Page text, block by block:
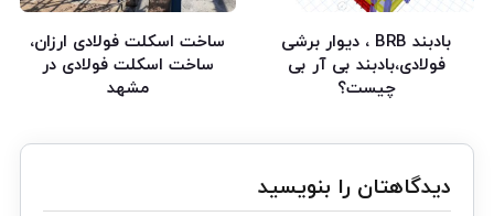
بادبند BRB ، دیوار برشی
فولادی،بادبند بی آر بی
چیست؟
ساخت اسکلت فولادی ارزان،
ساخت اسکلت فولادی در
مشهد
دیدگاهتان را بنویسید